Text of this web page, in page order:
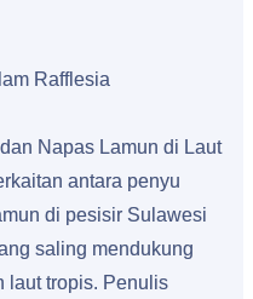
Rafflesia
Napas Lamun di Laut
antara penyu
di pesisir Sulawesi
saling mendukung
laut tropis. Penulis